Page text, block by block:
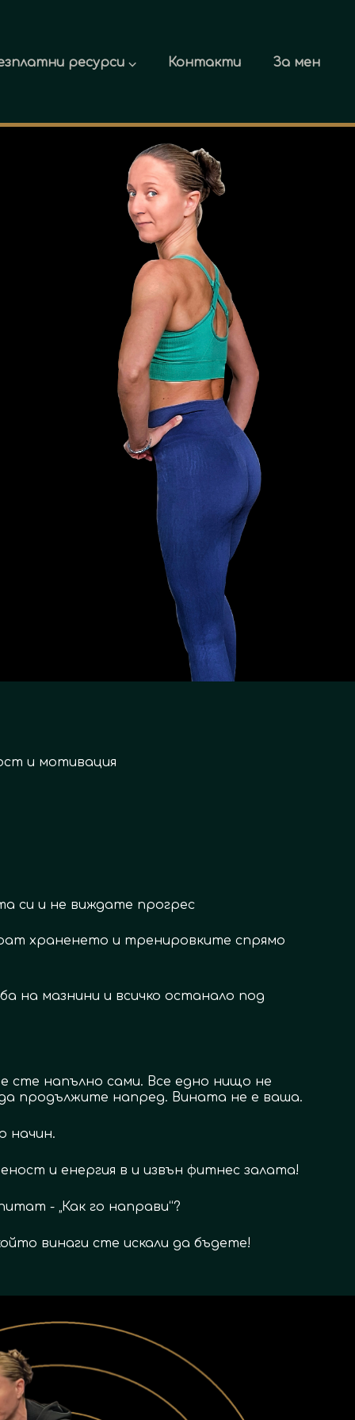
ресурси ⌵ Контакти За мен
и мотивация
си и не виждате прогрес
храненето и тренировките спрямо
на мазнини и всичко останало под
сте напълно сами. Все едно нищо не
продължите напред. Вината не е ваша.
начин.
и енергия в и извън фитнес залата!
- „Как го направи“?
винаги сте искали да бъдете!